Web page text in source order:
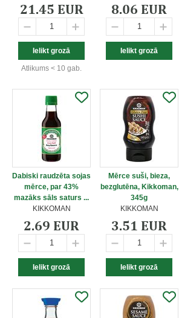
21.45 EUR
Atlikums < 10 gab.
8.06 EUR
Dabiski raudzēta sojas
mērce, par 43%
mazāks sāls saturs ...
KIKKOMAN
2.69 EUR
Mērce suši, bieza,
bezglutēna, Kikkoman,
345g
KIKKOMAN
3.51 EUR